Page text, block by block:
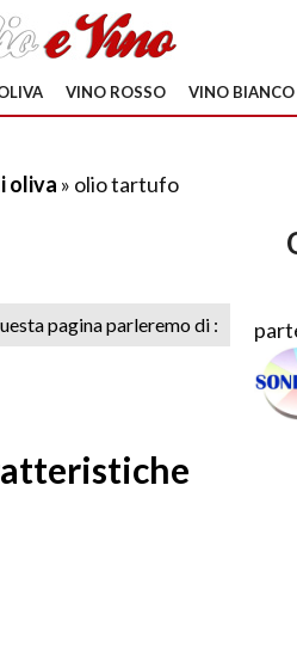
VINO ROSSO VINO BIANCO
oliva » olio tartufo
pagina parleremo di :